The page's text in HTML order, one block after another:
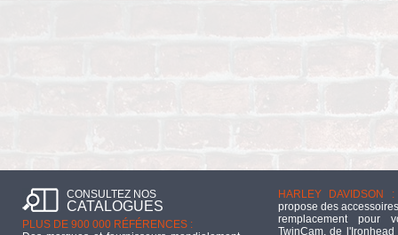
CONSULTEZ NOS
CATALOGUES
PLUS DE 900 000 RÉFÉRENCES :
HARLEY DAVIDSON :
propose des
remplacement pour
TwinCam, de